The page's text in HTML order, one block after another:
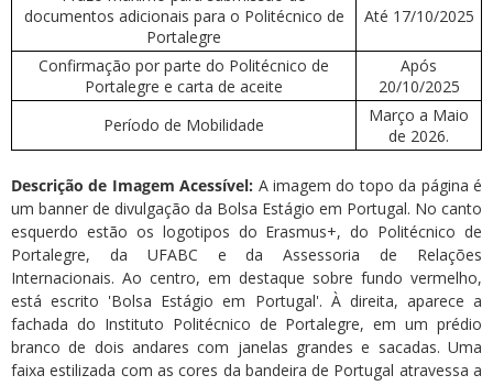
documentos adicionais para o Politécnico de
Portalegre
Até 17/10/2025
Confirmação por parte do Politécnico de
Portalegre e carta de aceite
Após
20/10/2025
Período de Mobilidade
Março a Maio
de 2026.
Descrição de Imagem Acessível: A imagem do topo da página é
um banner de divulgação da Bolsa Estágio em Portugal. No canto
esquerdo estão os logotipos do Erasmus+, do Politécnico de
Portalegre, da UFABC e da Assessoria de Relações
Internacionais. Ao centro, em destaque sobre fundo vermelho,
está escrito 'Bolsa Estágio em Portugal'. À direita, aparece a
fachada do Instituto Politécnico de Portalegre, em um prédio
branco de dois andares com janelas grandes e sacadas. Uma
faixa estilizada com as cores da bandeira de Portugal atravessa a